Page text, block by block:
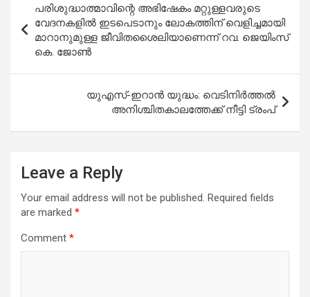
navigation
പരിശുദ്ധാത്മാവിന്റെ അഭിഷേകം മറ്റുള്ളവരുടെ
വേദനകളിൽ ഇടപെടാനും ലോകത്തിന് വെളിച്ചമായി
മാറാനുമുള്ള ജീവിതശൈലിയാണെന്ന് റവ. ജെയിംസ്
കെ. ജോൺ
യുഎസ്-ഇറാൻ യുദ്ധം: വെടിനിർത്തൽ
അനിശ്ചിതകാലത്തേക്ക് നീട്ടി ട്രംപ്
Leave a Reply
Your email address will not be published. Required fields
are marked *
Comment *